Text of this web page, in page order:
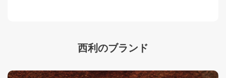
西利のブランド